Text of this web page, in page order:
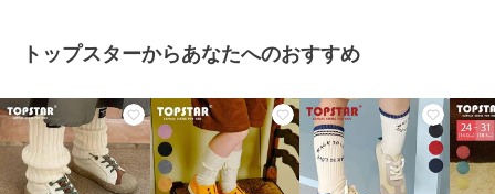
カラー ホワイト、ピンク、ネイビー
素材
キャンバス素材
商品のお取り扱い方法
原産国 中国
トップスターからあなたへのおすすめ